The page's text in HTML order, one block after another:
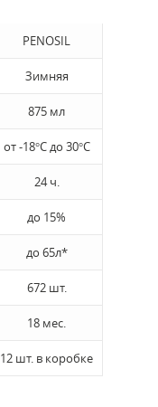
PENOSIL
Зимняя
875 мл
от -18°C до 30°C
24 ч.
до 15%
до 65л*
672 шт.
18 мес.
12 шт. в коробке